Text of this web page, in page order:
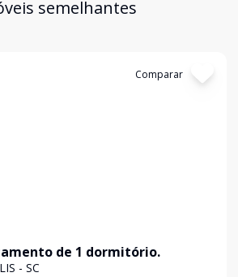
semelhantes
Comparar
de 1 dormitório.
- SC